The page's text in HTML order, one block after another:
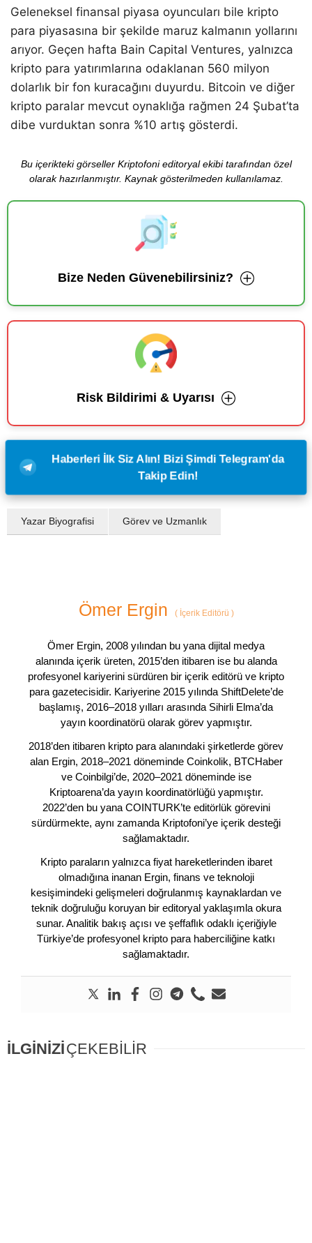
Geleneksel finansal piyasa oyuncuları bile kripto
para piyasasına bir şekilde maruz kalmanın yollarını
arıyor. Geçen hafta Bain Capital Ventures, yalnızca
kripto para yatırımlarına odaklanan 560 milyon
dolarlık bir fon kuracağını duyurdu. Bitcoin ve diğer
kripto paralar mevcut oynaklığa rağmen 24 Şubat’ta
dibe vurduktan sonra %10 artış gösterdi.
Bu içerikteki görseller Kriptofoni editoryal ekibi tarafından özel
olarak hazırlanmıştır. Kaynak gösterilmeden kullanılamaz.
Bize Neden Güvenebilirsiniz?
Risk Bildirimi & Uyarısı
Haberleri İlk Siz Alın! Bizi Şimdi Telegram'da
Takip Edin!
Yazar Biyografisi Görev ve Uzmanlık
Ömer Ergin (İçerik Editörü )
Ömer Ergin, 2008 yılından bu yana dijital medya
alanında içerik üreten, 2015’den itibaren ise bu alanda
profesyonel kariyerini sürdüren bir içerik editörü ve kripto
para gazetecisidir. Kariyerine 2015 yılında ShiftDelete’de
başlamış, 2016–2018 yılları arasında Sihirli Elma’da
yayın koordinatörü olarak görev yapmıştır.
2018’den itibaren kripto para alanındaki şirketlerde görev
alan Ergin, 2018–2021 döneminde Coinkolik, BTCHaber
ve Coinbilgi’de, 2020–2021 döneminde ise
Kriptoarena’da yayın koordinatörlüğü yapmıştır.
2022’den bu yana COINTURK’te editörlük görevini
sürdürmekte, aynı zamanda Kriptofoni’ye içerik desteği
sağlamaktadır.
Kripto paraların yalnızca fiyat hareketlerinden ibaret
olmadığına inanan Ergin, finans ve teknoloji
kesişimindeki gelişmeleri doğrulanmış kaynaklardan ve
teknik doğruluğu koruyan bir editoryal yaklaşımla okura
sunar. Analitik bakış açısı ve şeffaflık odaklı içeriğiyle
Türkiye’de profesyonel kripto para haberciliğine katkı
sağlamaktadır.
İLGİNİZİÇEKEBİLİR